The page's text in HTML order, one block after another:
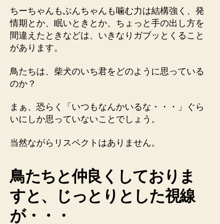
て
お
り
ま
へ
ちーちゃんもぶんちゃんも噛む力は結構強く、発
情期とか、眠いときとか、ちょっと手の出し方を
間違えたときなどは、いきなりガブッとくること
があります。
鳥たちは、柴犬のいち君をどのように思っている
のか？
まぁ、恐らく「いつもなんかいるな・・・」ぐら
いにしか思っていないことでしょう。
当然ながらリスペクトはありません。
鳥たちと仲良くしておりま
すと、じっとりとした視線
が・・・